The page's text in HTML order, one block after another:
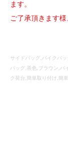
ます。
ご了承頂きます
サイドバッグ,バイクバ
バッグ,茶色,ブラウン,バ
ク荷台,簡単取り付け,簡